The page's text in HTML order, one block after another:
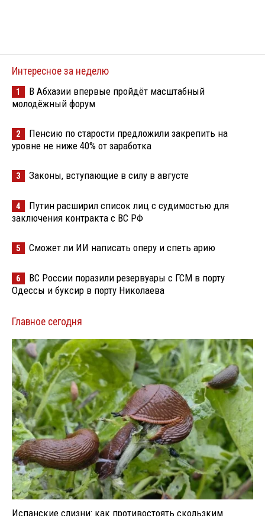
Интересное за неделю
1
В Абхазии впервые пройдёт масштабный
молодёжный форум
2
Пенсию по старости предложили закрепить на
уровне не ниже 40% от заработка
3 Законы, вступающие в силу в августе
4
Путин расширил список лиц с судимостью для
заключения контракта с ВС РФ
5 Сможет ли ИИ написать оперу и спеть арию
6
ВС России поразили резервуары с ГСМ в порту
Одессы и буксир в порту Николаева
Главное сегодня
Испанские слизни: как противостоять скользким